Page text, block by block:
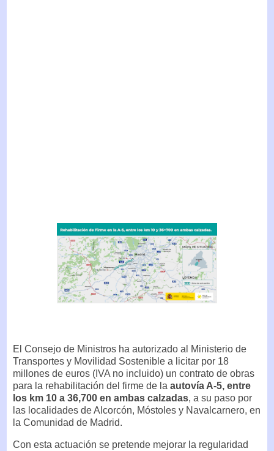
El Consejo de Ministros ha autorizado al Ministerio de
Transportes y Movilidad Sostenible a licitar por 18
millones de euros (IVA no incluido) un contrato de obras
para la rehabilitación del firme de la autovía A-5, entre
los km 10 a 36,700 en ambas calzadas, a su paso por
las localidades de Alcorcón, Móstoles y Navalcarnero, en
la Comunidad de Madrid.
Con esta actuación se pretende mejorar la regularidad